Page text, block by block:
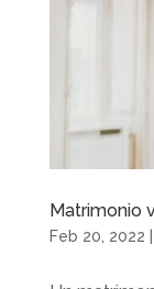
Matrimonio
Feb 20, 2022